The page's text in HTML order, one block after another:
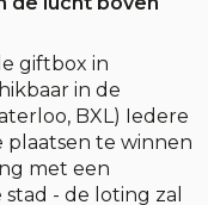
giftbox in
in de
BXL) Iedere
plaatsen te winnen
met een
- de loting zal